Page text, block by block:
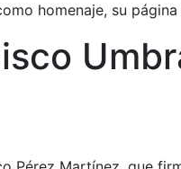
homenaje, su